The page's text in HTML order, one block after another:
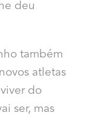
deu
também
atletas
do
ser, mas